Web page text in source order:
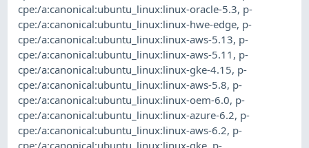
cpe:/a:canonical:ubuntu_linux:linux-oracle-5.3, p-
cpe:/a:canonical:ubuntu_linux:linux-hwe-edge, p-
cpe:/a:canonical:ubuntu_linux:linux-aws-5.13, p-
cpe:/a:canonical:ubuntu_linux:linux-aws-5.11 , p-
cpe:/a:canonical:ubuntu_linux:linux-gke-4.15, p-
cpe:/a:canonical:ubuntu_linux:linux-aws-5.8, p-
cpe:/a:canonical:ubuntu_linux:linux-oem-6.0, p-
cpe:/a:canonical:ubuntu_linux:linux-azure-6.2, p-
cpe:/a:canonical:ubuntu_linux:linux-aws-6.2, p-
cpe:/a:canonical:ubuntu_linux:linux-gke, p-